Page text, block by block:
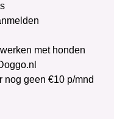
met honden
nog geen €10 p/mnd